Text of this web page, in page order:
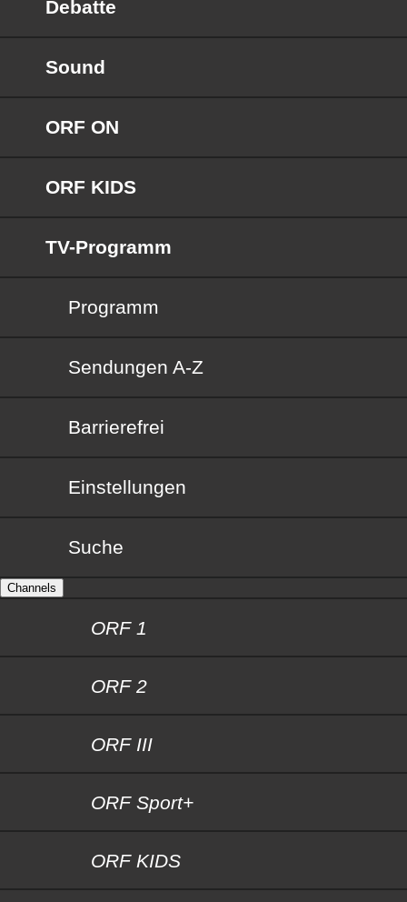
Debatte
Sound
ORF ON
ORF KIDS
TV-Programm
Programm
Sendungen von A bis Z
Sendungen A-Z
Barrierefrei
Barrierefrei
Einstellungen
Suche
Channels
ORF 1
ORF 2
ORF III
ORF Sport+
ORF KIDS